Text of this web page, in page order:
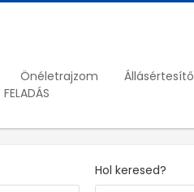
Önéletrajzom Állásértesítő
FELADÁS
Hol keresed?